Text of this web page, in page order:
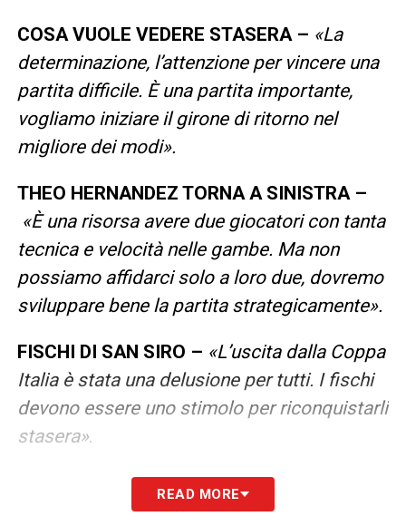
COSA VUOLE VEDERE STASERA – «La
determinazione, l’attenzione per vincere una
partita difficile. È una partita importante,
vogliamo iniziare il girone di ritorno nel
migliore dei modi».
THEO HERNANDEZ TORNA A SINISTRA –
«È una risorsa avere due giocatori con tanta
tecnica e velocità nelle gambe. Ma non
possiamo affidarci solo a loro due, dovremo
sviluppare bene la partita strategicamente».
FISCHI DI SAN SIRO – «L’uscita dalla Coppa
Italia è stata una delusione per tutti. I fischi
devono essere uno stimolo per riconquistarli
stasera».
LEGGI ALTRE NOTIZIE SU
MILANNEWS24.COM
READ MORE